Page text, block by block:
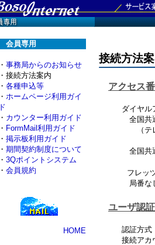
会員専用
・ 事務局からのお知らせ
・接続方法案内
・ 各種申込等
・ ホームページ利用ガイ
ド
・ カウンター利用ガイド
・ FormMail利用ガイド
・ 掲示板利用ガイド
・ 期間契約制度について
・ 3Qポイントシステム
・ 会員規約
HOME
接続方法
アクセス
ダイヤルア
全国共通電
（テレホー
全国共通
フレッ
局番なし
ユーザ認証
認証方式：
接続アカウ